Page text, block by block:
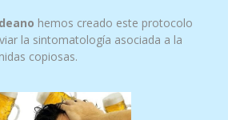
12.26€
Añadir al carrito
hemos creado este protocolo
la sintomatología asociada a la
copiosas.